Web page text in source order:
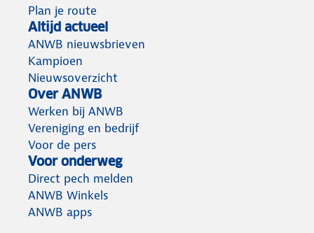
Plan je route
Altijd actueel
ANWB nieuwsbrieven
Kampioen
Nieuwsoverzicht
Over ANWB
Werken bij ANWB
Vereniging en bedrijf
Voor de pers
Voor onderweg
Direct pech melden
ANWB Winkels
ANWB apps